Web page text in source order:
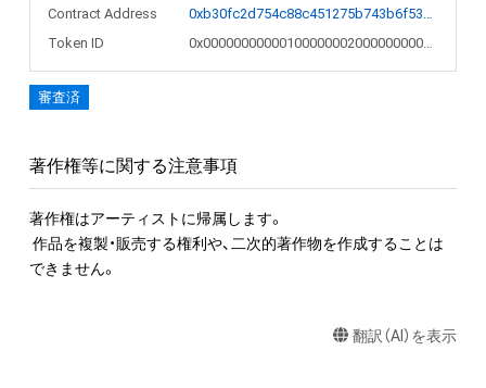
Contract Address
Token ID
0x000000000001000000020000000000e5
審査済
著作権等に関する注意事項
著作権はアーティストに帰属します。
できません。
翻訳（AI）を表示